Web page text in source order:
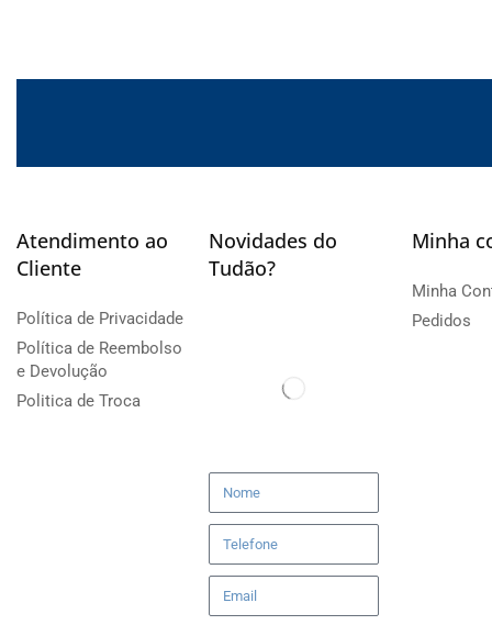
Atendimento ao
Cliente
Política de Privacidade
Política de Reembolso
e Devolução
Politica de Troca
Novidades do
Tudão?
Minha
Minha
Pedidos